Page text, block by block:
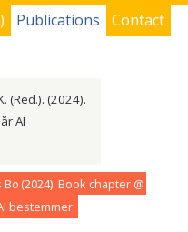
Publications Contact
(Red.). (2024).
AI
Bo 2024 Book chapter
bestemmer